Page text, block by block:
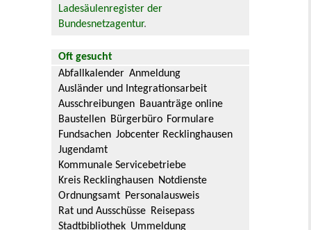
Ladesäulenregister der
Bundesnetzagentur.
Oft gesucht
Abfallkalender Anmeldung
Ausländer und Integrationsarbeit
Ausschreibungen Bauanträge online
Baustellen Bürgerbüro Formulare
Fundsachen Jobcenter Recklinghausen
Jugendamt
Kommunale Servicebetriebe
Kreis Recklinghausen Notdienste
Ordnungsamt Personalausweis
Rat und Ausschüsse Reisepass
Stadtbibliothek Ummeldung